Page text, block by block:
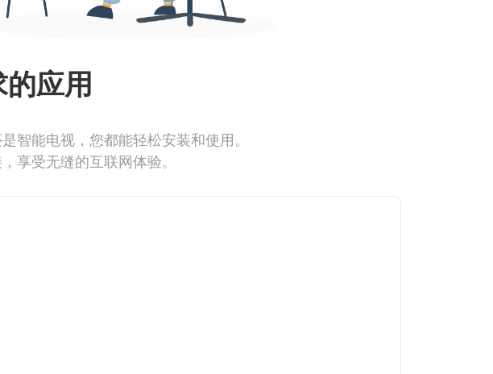
应用
智能电视，您都能轻松安装和使用。
享受无缝的互联网体验。